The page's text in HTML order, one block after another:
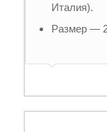
Италия).
Размер —